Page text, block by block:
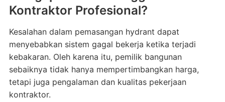
Kontraktor Profesional?
Kesalahan dalam pemasangan hydrant dapat
menyebabkan sistem gagal bekerja ketika terjadi
kebakaran. Oleh karena itu, pemilik bangunan
sebaiknya tidak hanya mempertimbangkan harga,
tetapi juga pengalaman dan kualitas pekerjaan
kontraktor.